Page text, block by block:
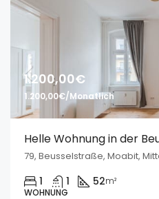
1.200,00€
1.200,00€/Monatlich
Helle Wohnung in der
79, Beusselstraße, Moabit,
1 1 52m²
WOHNUNG